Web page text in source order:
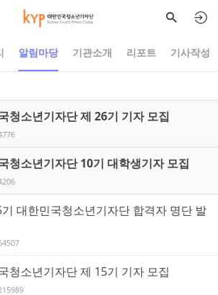
알림마당 기관소개 리포트 기사작성
청소년기자단 제 26기 기자 모집
청소년기자단 10기 대학생기자 모집
대한민국청소년기자단 합격자 명단 발
청소년기자단 제 15기 기자 모집
스케치북5